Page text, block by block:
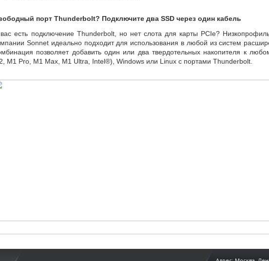
порт Thunderbolt? Подключите два SSD через один кабель
есть подключение Thunderbolt,
но нет слота для карты PCIe?
Sonnet идеально подходит для использования в любой из систем
позволяет добавить один или два твердотельных накопителя к
M1 Pro M1 Max M1 Ultra Intel®), Windows или Linux с портами Thunderbolt.